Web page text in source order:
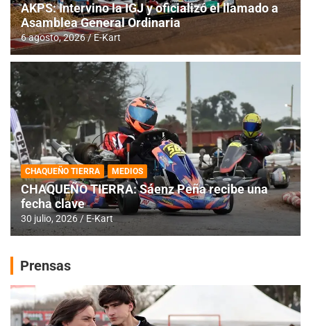
AKPS: Intervino la IGJ y oficializó el llamado a
Asamblea General Ordinaria
6 agosto, 2026 E-Kart
CHAQUEÑO TIERRA MEDIOS
CHAQUEÑO TIERRA: Sáenz Peña recibe una
fecha clave
30 julio, 2026 E-Kart
Prensas